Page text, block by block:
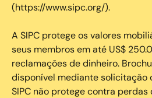
(https://www.sipc.org/).
A SIPC protege os valores
seus membros em até US$
reclamações de dinheiro.
disponível mediante solicitação
SIPC não protege contra